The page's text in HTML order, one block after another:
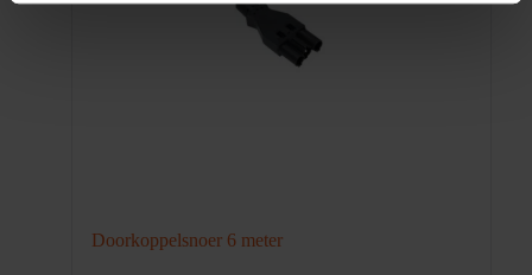
Doorkoppelsnoer 6 meter